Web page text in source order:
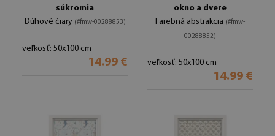
súkromia
Dúhové čiary (#fmw-00288853)
veľkosť: 50x100 cm
14.99 €
okno a dvere
Farebná abstrakcia (#fmw-
00288852)
veľkosť: 50x100 cm
14.99 €